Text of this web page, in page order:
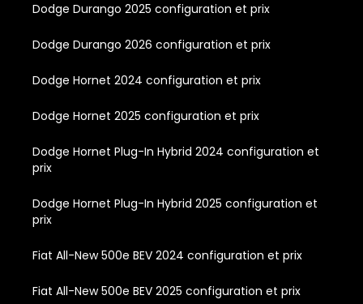
Dodge Durango 2025 configuration et prix
Dodge Durango 2026 configuration et prix
Dodge Hornet 2024 configuration et prix
Dodge Hornet 2025 configuration et prix
Dodge Hornet Plug-In Hybrid 2024 configuration et
prix
Dodge Hornet Plug-In Hybrid 2025 configuration et
prix
Fiat All-New 500e BEV 2024 configuration et prix
Fiat All-New 500e BEV 2025 configuration et prix